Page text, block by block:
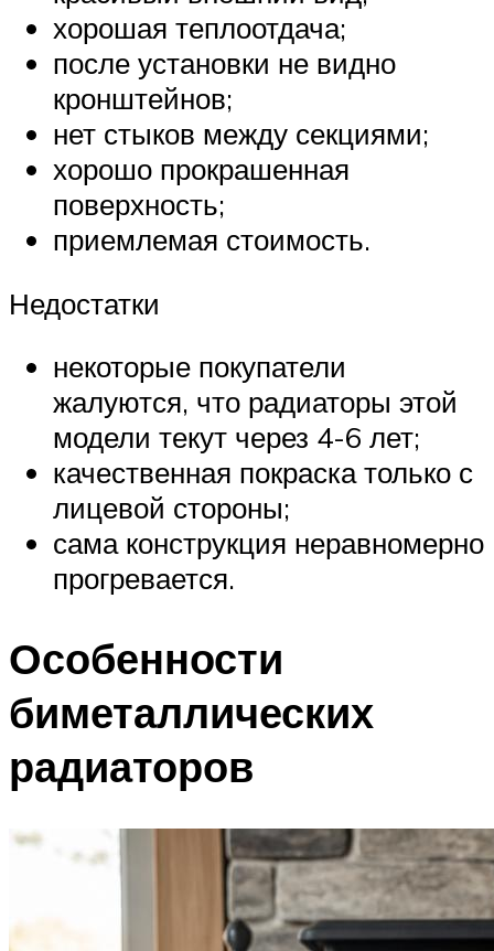
хорошая теплоотдача;
после установки не видно
кронштейнов;
нет стыков между секциями;
хорошо прокрашенная
поверхность;
приемлемая стоимость.
Недостатки
некоторые покупатели
жалуются, что радиаторы этой
модели текут через 4-6 лет;
качественная покраска только с
лицевой стороны;
сама конструкция неравномерно
прогревается.
Особенности
биметаллических
радиаторов